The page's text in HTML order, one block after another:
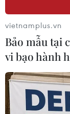
vietnamplus.vn
Bảo mẫu tại
vi bạo hành